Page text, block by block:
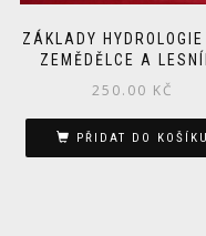
ZÁKLADY HYDROLOGIE
ZEMĚDĚLCE A
250.00 KČ
PŘIDAT DO KOŠÍKU